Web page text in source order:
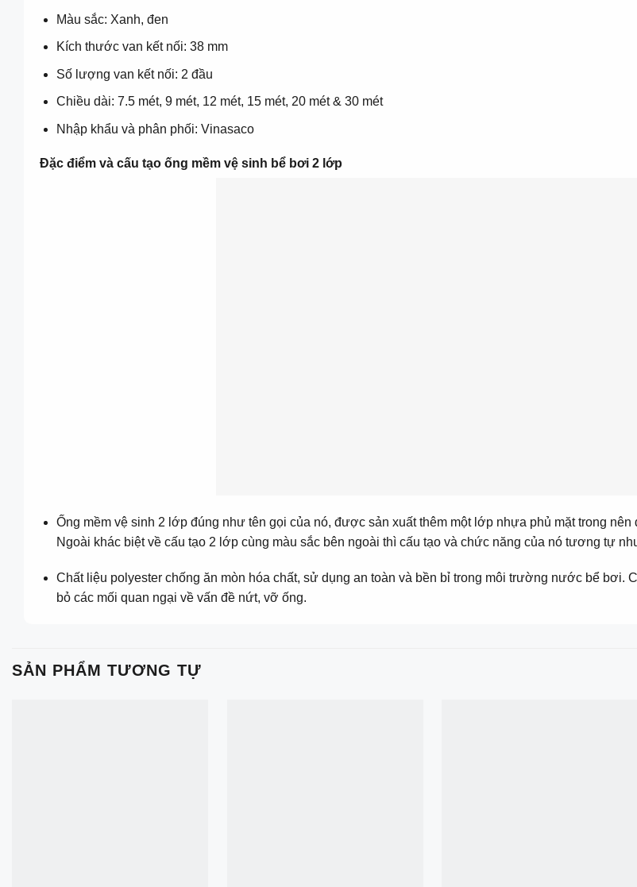
Màu sắc: Xanh, đen
Kích thước van kết nối: 38 mm
Số lượng van kết nối: 2 đầu
Chiều dài: 7.5 mét, 9 mét, 12 mét, 15 mét, 20 mét & 30 mét
Nhập khẩu và phân phối: Vinasaco
Đặc điểm và cấu tạo ống mềm vệ sinh bể bơi 2 lớp
Ống mềm vệ sinh 2 lớp đúng như tên gọi của nó, được sản xuất thêm một lớp nhựa phủ mặt trong
Ngoài khác biệt về cấu tạo 2 lớp cùng màu sắc bên ngoài thì cấu tạo và chức năng của nó tương tự
Chất liệu polyester chống ăn mòn hóa chất, sử dụng an toàn và bền bỉ trong môi trường nước bể
bỏ các mối quan ngại về vấn đề nứt, vỡ ống.
SẢN PHẨM TƯƠNG TỰ